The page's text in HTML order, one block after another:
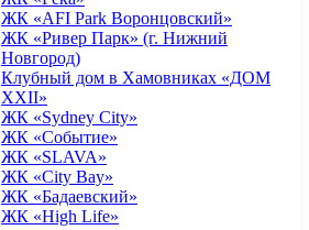
ЖК «AFI Park Воронцовский»
ЖК «Ривер Парк» (г. Нижний
Новгород)
Клубный дом в Хамовниках «ДОМ
XXII»
ЖК «Sydney City»
ЖК «Событие»
ЖК «SLAVA»
ЖК «City Bay»
ЖК «Бадаевский»
ЖК «High Life»